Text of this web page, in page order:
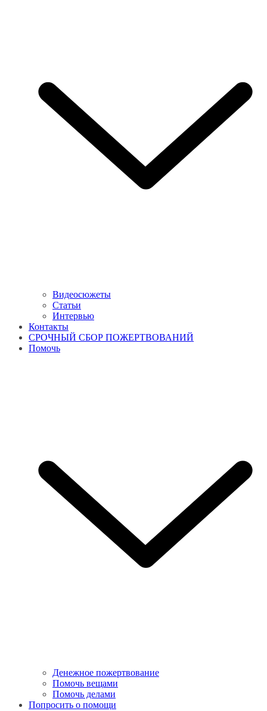
Видеосюжеты
Статьи
Интервью
Контакты
СРОЧНЫЙ СБОР ПОЖЕРТВОВАНИЙ
Помочь
Денежное пожертвование
Помочь вещами
Помочь делами
Попросить о помощи